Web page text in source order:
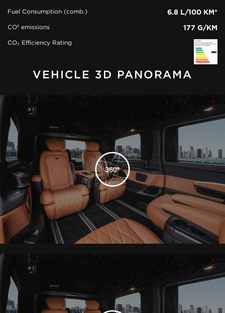
Fuel Consumption (comb.) 6.8 L/100 KM*
CO² emissions 177 G/KM
CO₂ Efficiency Rating
VEHICLE 3D PANORAMA